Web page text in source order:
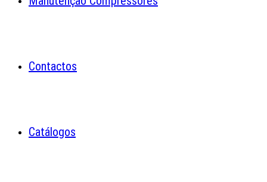
Contactos
Catálogos